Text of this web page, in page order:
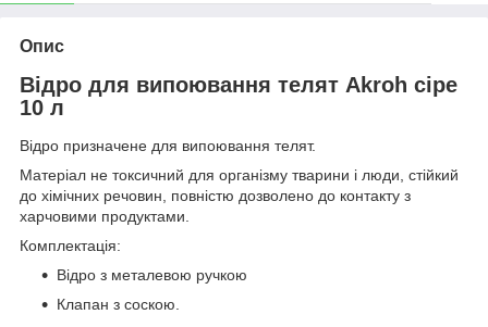
Опис
Відро для випоювання телят Аkroh сіре
10 л
Відро призначене для випоювання телят.
Матеріал не токсичний для організму тварини і люди, стійкий
до хімічних речовин, повністю дозволено до контакту з
харчовими продуктами.
Комплектація:
Відро з металевою ручкою
Клапан з соскою.